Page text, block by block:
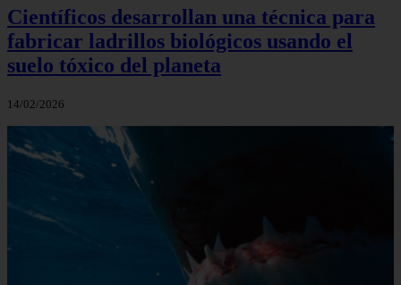
Científicos desarrollan una técnica para
fabricar ladrillos biológicos usando el
suelo tóxico del planeta
14/02/2026